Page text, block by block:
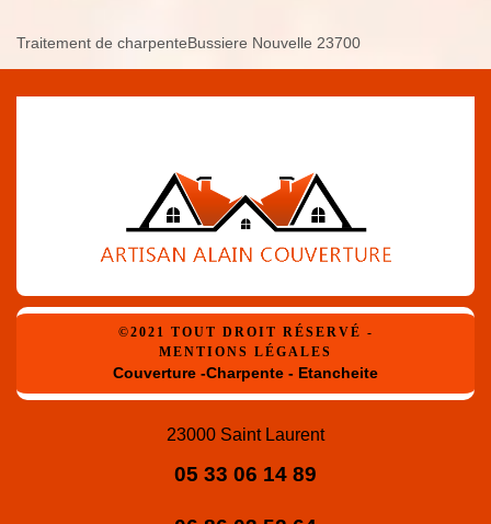
Traitement de charpenteBussiere Nouvelle 23700
©2021 TOUT DROIT RÉSERVÉ -
MENTIONS LÉGALES
Couverture -Charpente - Etancheite
23000 Saint Laurent
05 33 06 14 89